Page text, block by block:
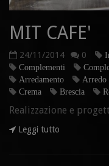
MIT CAFE'
24/11/2014 0
Complementi
Arredamento
Arredo
Crema
Brescia
Realizzazione e
Leggi tutto